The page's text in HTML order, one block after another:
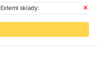
Externí sklady: